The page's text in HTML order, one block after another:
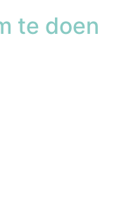
te doen